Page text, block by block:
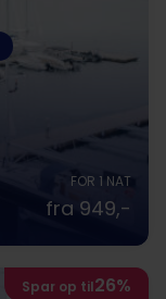
FOR 1 NAT
fra 949,-
Spar op til26%